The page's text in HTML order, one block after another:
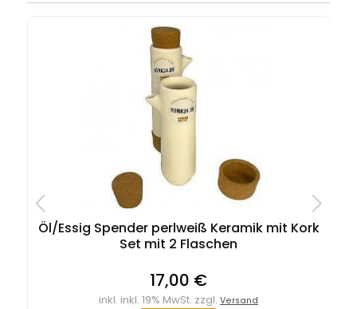
Öl/Essig Spender perlweiß Keramik mit Kork
Set mit 2 Flaschen
17,00 €
inkl. inkl. 19% MwSt. zzgl.Versand